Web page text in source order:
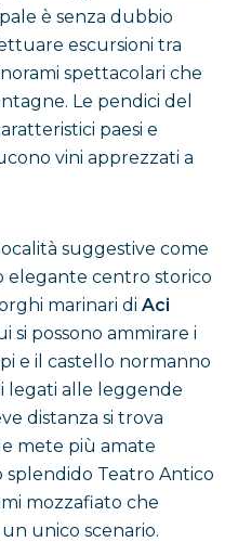
è senza dubbio
escursioni tra
spettacolari che
Le pendici del
paesi e
vini apprezzati a
suggestive come
elegante centro storico
marinari di Aci
si possono ammirare i
e il castello normanno
legati alle leggende
distanza si trova
mete più amate
splendido Teatro Antico
mozzafiato che
unico scenario.